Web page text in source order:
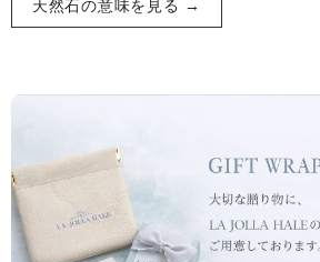
天然石の意味を見る →